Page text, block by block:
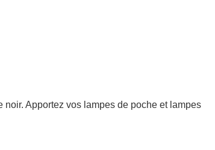
Apportez vos lampes de poche et lampes